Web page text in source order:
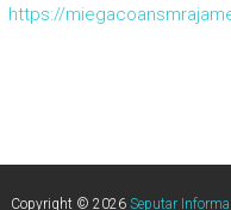
https://
Copyright © 2026 Seputar